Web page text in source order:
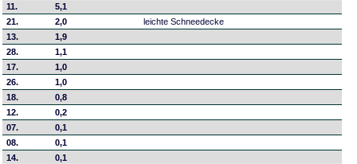
11.
5,1
21.
2,0
leichte Schneedecke
13.
1,9
28.
1,1
17.
1,0
26.
1,0
18.
0,8
12.
0,2
07.
0,1
08.
0,1
14.
0,1